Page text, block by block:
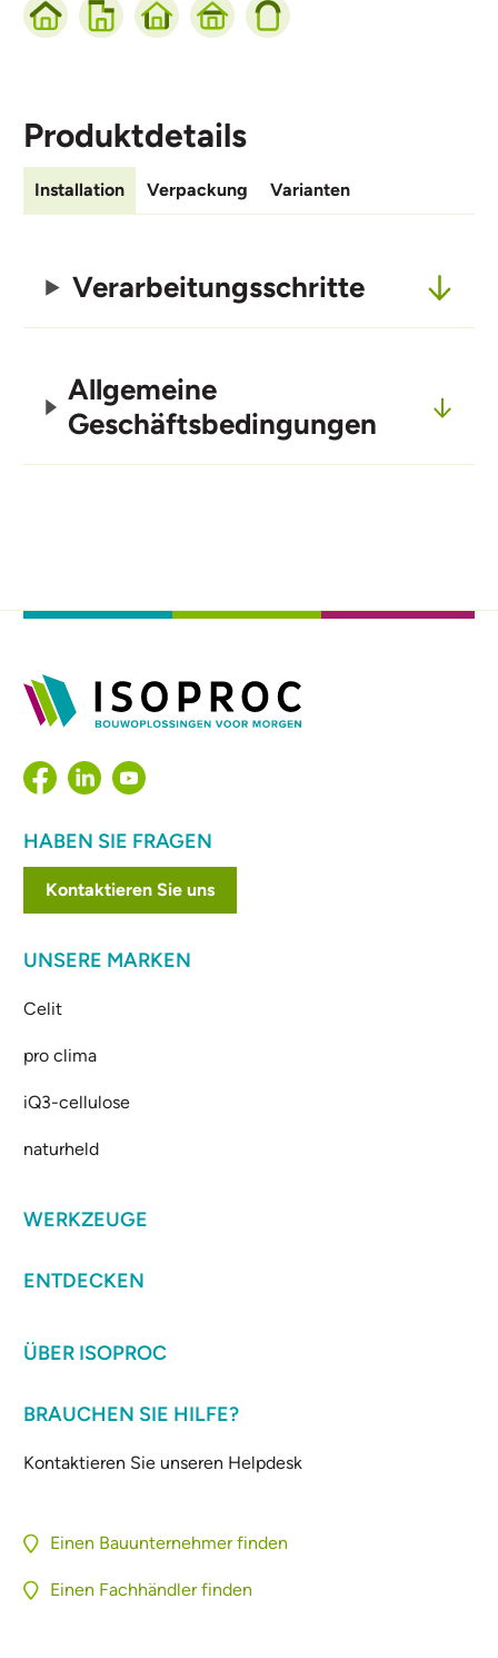
Produktdetails
Installation Verpackung Varianten
Verarbeitungsschritte
Allgemeine
Geschäftsbedingungen
HABEN SIE FRAGEN
Kontaktieren Sie uns
UNSERE MARKEN
Celit
pro clima
iQ3-cellulose
naturheld
WERKZEUGE
ENTDECKEN
ÜBER ISOPROC
BRAUCHEN SIE HILFE?
Kontaktieren Sie unseren Helpdesk
Einen Bauunternehmer finden
Einen Fachhändler finden